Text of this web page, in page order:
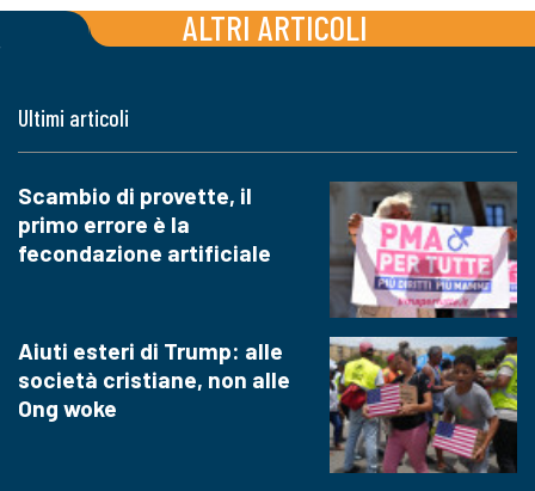
ALTRI ARTICOLI
Ultimi articoli
Scambio di provette, il
primo errore è la
fecondazione artificiale
Aiuti esteri di Trump: alle
società cristiane, non alle
Ong woke